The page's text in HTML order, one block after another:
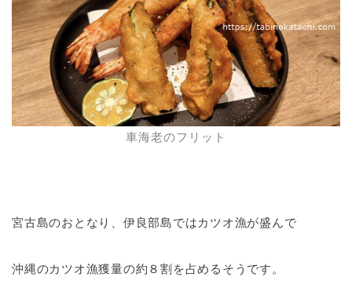
車海老のフリット
宮古島のおとなり、伊良部島ではカツオ漁が盛んで
沖縄のカツオ漁獲量の約８割を占めるそうです。